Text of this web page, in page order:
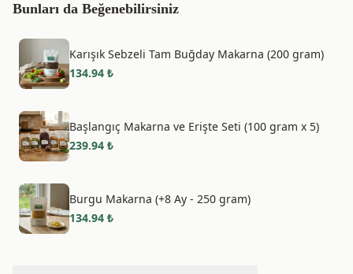
Bunları da Beğenebilirsiniz
Karışık Sebzeli Tam Buğday Makarna (200 gram)
134.94 ₺
Başlangıç Makarna ve Erişte Seti (100 gram x 5)
239.94 ₺
Burgu Makarna (+8 Ay - 250 gram)
134.94 ₺